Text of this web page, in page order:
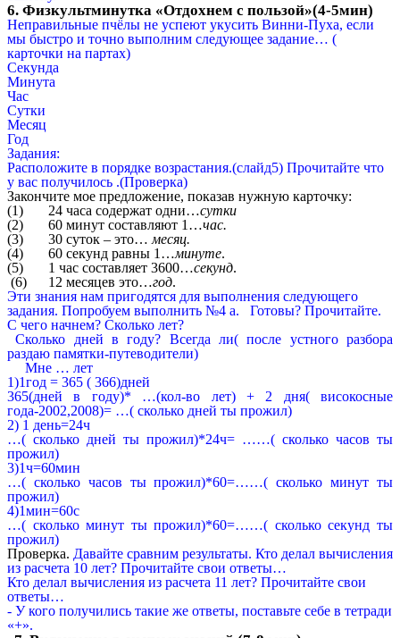
6. Физкультминутка «Отдохнем с пользой»(4-5мин)
Неправильные пчёлы не успеют укусить Винни-Пуха, если
мы быстро и точно выполним следующее задание… (
карточки на партах)
Секунда
Минута
Час
Сутки
Месяц
Год
Задания:
Расположите в порядке возрастания.(слайд5) Прочитайте что
у вас получилось .(Проверка)
Закончите мое предложение, показав нужную карточку:
(1) 24 часа содержат одни…сутки
(2) 60 минут составляют 1…час.
(3) 30 суток – это… месяц.
(4) 60 секунд равны 1…минуте.
(5) 1 час составляет 3600…секунд.
(6) 12 месяцев это…год.
Эти знания нам пригодятся для выполнения следующего
задания. Попробуем выполнить №4 а. Готовы? Прочитайте.
С чего начнем? Сколько лет?
Сколько дней в году? Всегда ли( после устного разбора
раздаю памятки-путеводители)
Мне … лет
1)1год = 365 ( 366)дней
365(дней в году)* …(кол-во лет) + 2 дня( високосные
года-2002,2008)= …( сколько дней ты прожил)
2) 1 день=24ч
…( сколько дней ты прожил)*24ч= ……( сколько часов ты
прожил)
3)1ч=60мин
…( сколько часов ты прожил)*60=……( сколько минут ты
прожил)
4)1мин=60с
…( сколько минут ты прожил)*60=……( сколько секунд ты
прожил)
Проверка. Давайте сравним результаты. Кто делал вычисления
из расчета 10 лет? Прочитайте свои ответы…
Кто делал вычисления из расчета 11 лет? Прочитайте свои
ответы…
- У кого получились такие же ответы, поставьте себе в тетради
«+».